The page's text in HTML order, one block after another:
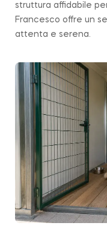
struttura affidabile
Francesco offre un
attenta e serena.